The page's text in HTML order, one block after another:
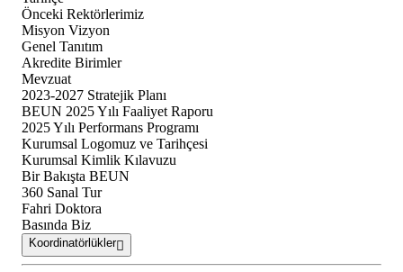
Önceki Rektörlerimiz
Misyon Vizyon
Genel Tanıtım
Akredite Birimler
Mevzuat
2023-2027 Stratejik Planı
BEUN 2025 Yılı Faaliyet Raporu
2025 Yılı Performans Programı
Kurumsal Logomuz ve Tarihçesi
Kurumsal Kimlik Kılavuzu
Bir Bakışta BEUN
360 Sanal Tur
Fahri Doktora
Basında Biz
Koordinatörlükler